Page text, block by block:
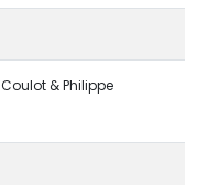
Coulot & Philippe